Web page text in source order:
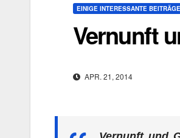
EINIGE INTERESSANTE
Vernunft
APR. 21, 2014